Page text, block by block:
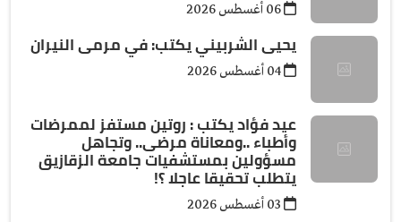
يحيى الشربيني يكتب: في مرمى النيران
عيد فؤاد يكتب : روتين مستفز لممرضات
وأطباء ..ومعاناة مرضى.. وتجاهل
مسؤولين بمستشفيات جامعة الزقازيق
يتطلب تحقيقا عاجلا ؟!